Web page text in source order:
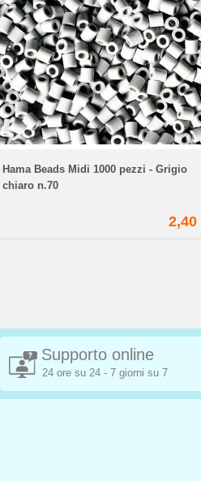
Hama Beads Midi 1000 pezzi - Grigio
chiaro n.70
2,40
Supporto online
24 ore su 24 - 7 giorni su 7